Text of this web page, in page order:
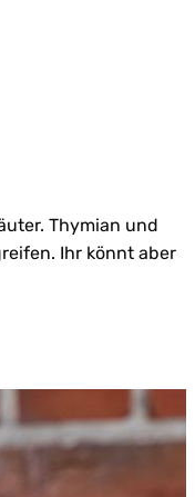
Thymian und
Ihr könnt aber